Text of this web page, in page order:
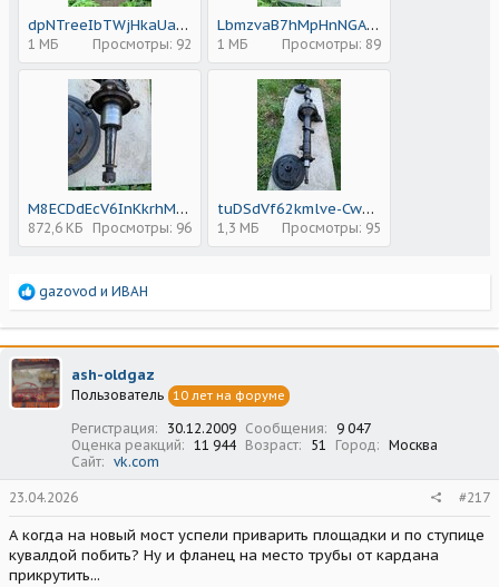
dpNTreeIbTWjHkaUaUn_Zf5Fpx18CdUbnWqumtZXr_DDd-GflH7J3qVvPR046bF6MzLm_m2ydb2Ilc_ebbqI0sxL.jpg
1 МБ Просмотры: 92
LbmzvaB7hMpHnNGA_f58UiCXFcJNHc1cxgHsxYLeArG-pa3GYn0NsK6DuYIfT9wpvu2_99N3X9S1-1bYFo9wlGZH.jpg
1 МБ Просмотры: 89
M8ECDdEcV6InKkrhMrXcbQ6lOKz_jb51-ahrRbXMl4N2KmE2UmMVmLNEhATL4jUTdnQvFsDF6pj7rqxHLO_5dEdj.jpg
872,6 КБ Просмотры: 96
tuDSdVf62kmlve-Cw0VuV4ZngPt9NN0l4MGvnjY1936NoISD1-MflzhNUAmpL8gDGjjsUzFVPX6PT5ZV_B3kV6XY.jpg
1,3 МБ Просмотры: 95
Р
а
к
ц
и
и
gazovod и ИВАН
ash-oldgaz
Пользователь 10 лет на форуме
Регистрация 30.12.2009 Сообщения
9 047
Оценка реакций
11 944 Возраст 51 Город
Москва
Сайт
vk.com
23.04.2026 #217
А когда на новый мост успели приварить площадки и по ступице
кувалдой побить? Ну и фланец на место трубы от кардана
прикрутить...